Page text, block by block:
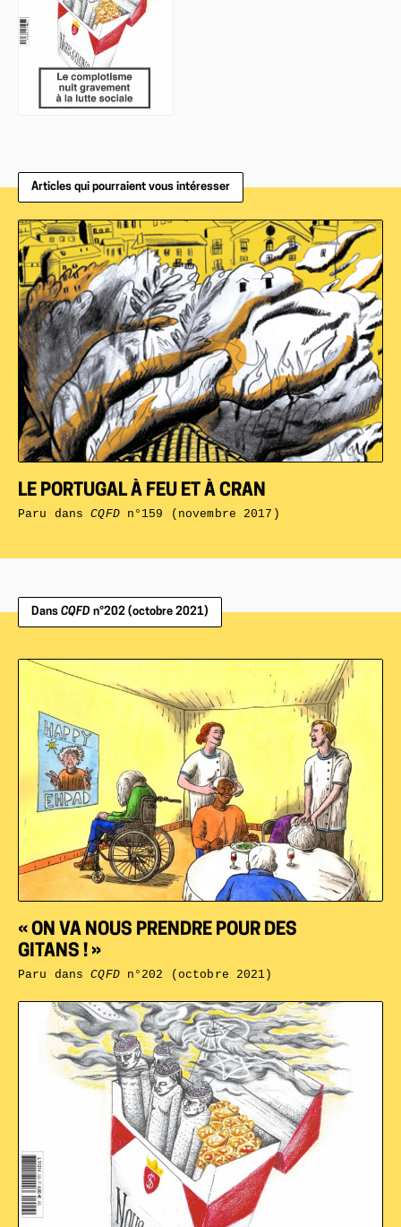
Articles qui pourraient vous intéresser
LE PORTUGAL À FEU ET À CRAN
Paru dansCQFDn°159 (novembre 2017)
Dans CQFD n°202 (octobre 2021)
« ON VA NOUS PRENDRE POUR DES
GITANS ! »
Paru dansCQFDn°202 (octobre 2021)